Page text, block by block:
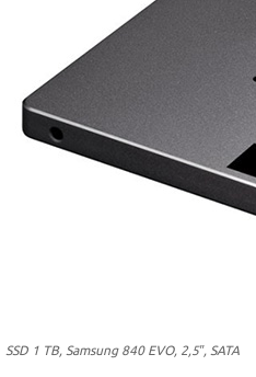
SSD 1 TB, Samsung 840 EVO, 2,5″, SATA